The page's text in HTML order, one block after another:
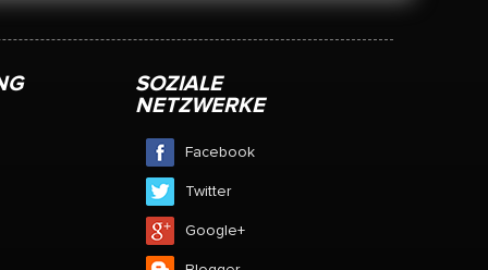
SOZIALE
NETZWERKE
Facebook
Twitter
Google+